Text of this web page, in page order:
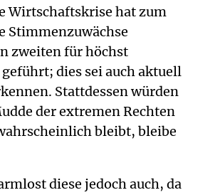
Wirtschaftskrise hat zum
Stimmenzuwächse
zweiten für höchst
dies sei auch aktuell
Stattdessen würden
der extremen Rechten
bleibt, bleibe
diese jedoch auch, da